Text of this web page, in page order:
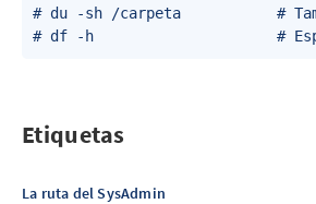
# du -sh /carpeta           #
# df -h                     #
Etiquetas
La ruta del SysAdmin